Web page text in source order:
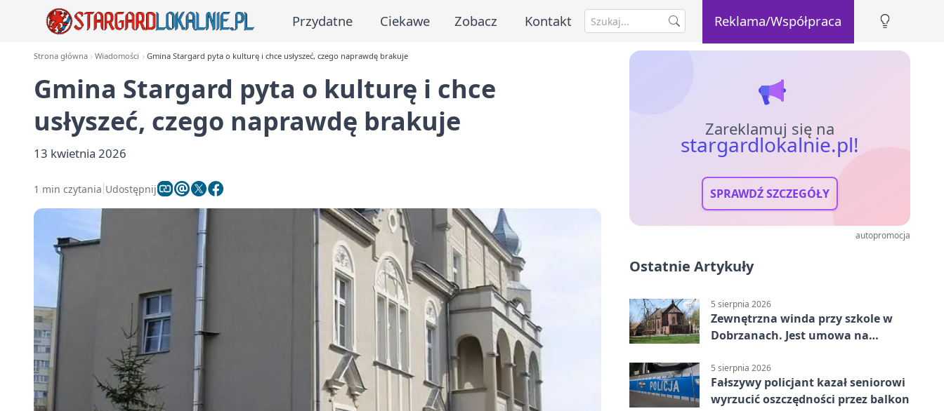
Przydatne Ciekawe Zobacz Kontakt Reklama/Współpraca
Strona główna Wiadomości Gmina Stargard pyta o kulturę i chce usłyszeć, czego naprawdę brakuje
Gmina Stargard pyta o kulturę i chce
usłyszeć, czego naprawdę brakuje
13 kwietnia 2026
1 min czytania Udostępnij
Zareklamuj się na
stargardlokalnie.pl!
SPRAWDŹ SZCZEGÓŁY
autopromocja
Ostatnie Artykuły
5 sierpnia 2026
Zewnętrzna winda przy szkole w
Dobrzanach. Jest umowa na
5 sierpnia 2026
Fałszywy policjant kazał seniorowi
wyrzucić oszczędności przez balkon